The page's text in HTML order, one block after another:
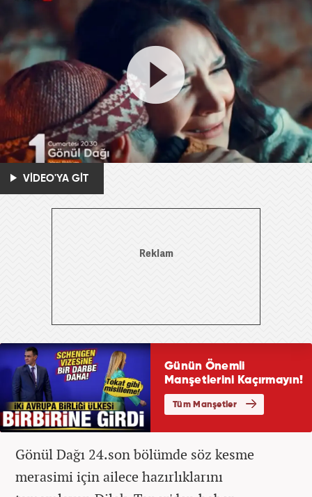
VİDEO'YA GİT
Gönül Dağı 24.son bölümde söz kesme
merasimi için ailece hazırlıklarını